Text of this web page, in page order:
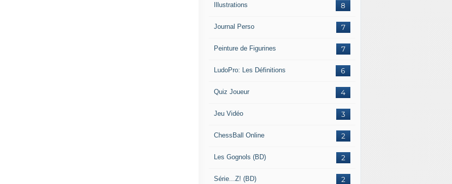
8
Illustrations
7
Journal Perso
7
Peinture de Figurines
6
LudoPro: Les Définitions
4
Quiz Joueur
3
Jeu Vidéo
2
ChessBall Online
2
Les Gognols (BD)
2
Série...Z! (BD)